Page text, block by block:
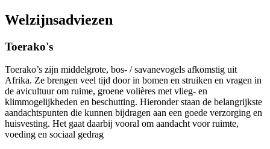
Welzijnsadviezen
Toerako's
Toerako’s zijn middelgrote, bos- / savanevogels afkomstig uit
Afrika. Ze brengen veel tijd door in bomen en struiken en vragen in
de avicultuur om ruime, groene volières met vlieg- en
klimmogelijkheden en beschutting. Hieronder staan de belangrijkste
aandachtspunten die kunnen bijdragen aan een goede verzorging en
huisvesting. Het gaat daarbij vooral om aandacht voor ruimte,
voeding en sociaal gedrag